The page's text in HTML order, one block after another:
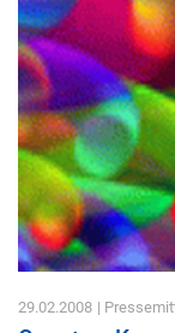
29.02.2008 |